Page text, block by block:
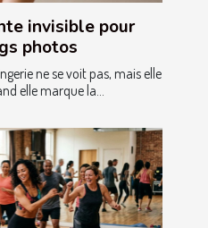
invisible pour
photos
ne se voit pas, mais elle
elle marque la...